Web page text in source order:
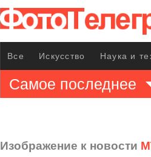
Все Искусство Наука и
Самое последнее
Изображение к новости